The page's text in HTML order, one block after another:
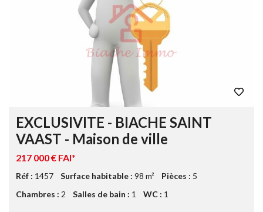
EXCLUSIVITE - BIACHE SAINT
VAAST - Maison de ville
217 000 € FAI*
Réf : 1457 Surface habitable : 98 m² Pièces : 5
Chambres : 2 Salles de bain : 1 WC : 1